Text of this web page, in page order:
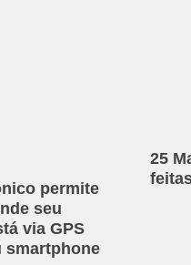
permite
seu
via GPS
smartphone
25